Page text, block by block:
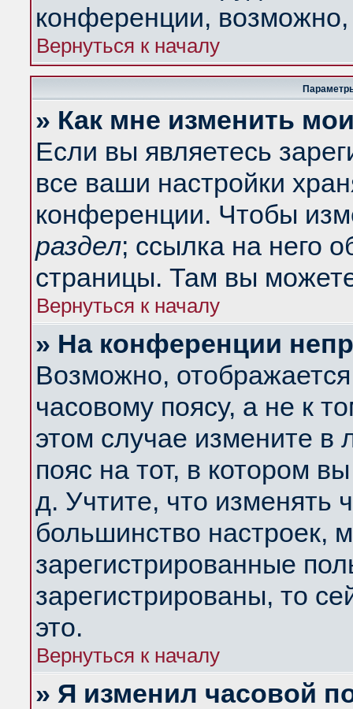
конференции,
Вернуться к началу
» Как мне изменить
Если вы являетесь
все ваши настройки
конференции. Чтобы
раздел; ссылка на него
страницы. Там вы
Вернуться к началу
» На конференции
Возможно,
часовому поясу, а не к
этом случае измените в
пояс на тот, в котором
д. Учтите, что изменять
большинство настроек,
зарегистрированные
зарегистрированы, то
это.
Вернуться к началу
» Я изменил часовой